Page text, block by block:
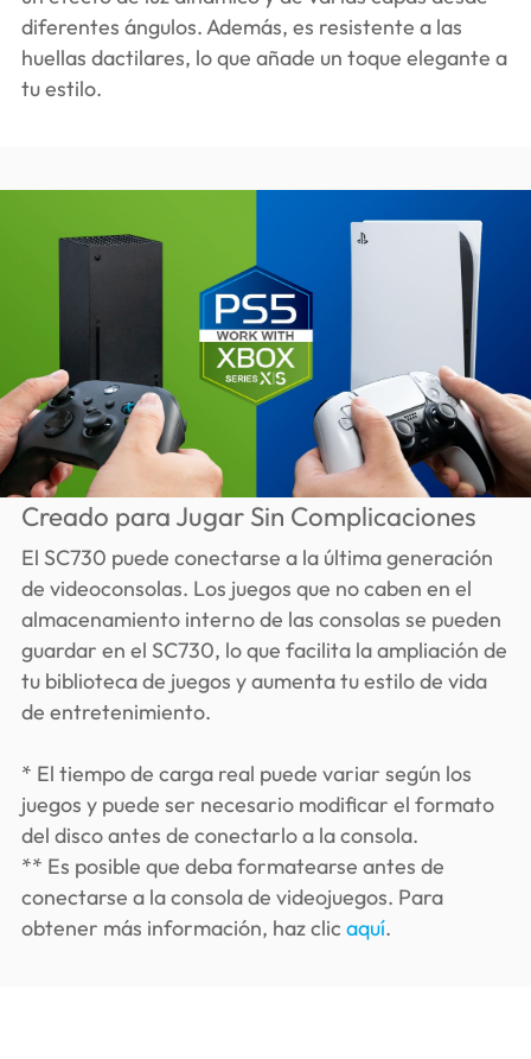
diferentes ángulos. Además, es resistente a las
huellas dactilares, lo que añade un toque elegante a
tu estilo.
Creado para Jugar Sin Complicaciones
El SC730 puede conectarse a la última generación
de videoconsolas. Los juegos que no caben en el
almacenamiento interno de las consolas se pueden
guardar en el SC730, lo que facilita la ampliación de
tu biblioteca de juegos y aumenta tu estilo de vida
de entretenimiento.
* El tiempo de carga real puede variar según los
juegos y puede ser necesario modificar el formato
del disco antes de conectarlo a la consola.
** Es posible que deba formatearse antes de
conectarse a la consola de videojuegos. Para
obtener más información, haz clic aquí.